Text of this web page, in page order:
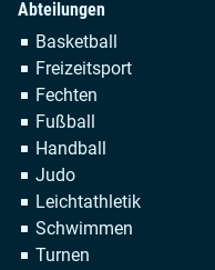
Abteilungen
Navigation
überspringen
Basketball
Freizeitsport
Fechten
Fußball
Handball
Judo
Leichtathletik
Schwimmen
Turnen